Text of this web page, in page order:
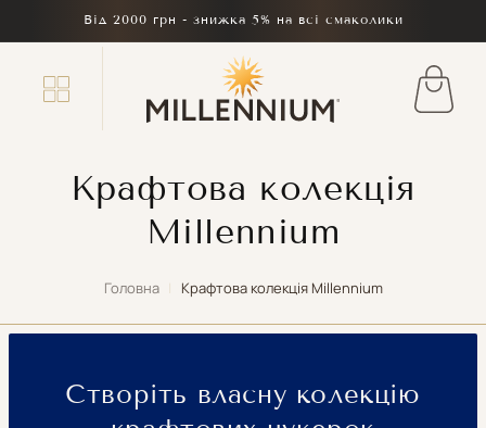
вмісту
Від 2000 грн - знижка 5% на всі смаколики
Кошик
Крафтова колекція
Millennium
Головна | Крафтова колекція Millennium
Створіть власну колекцію